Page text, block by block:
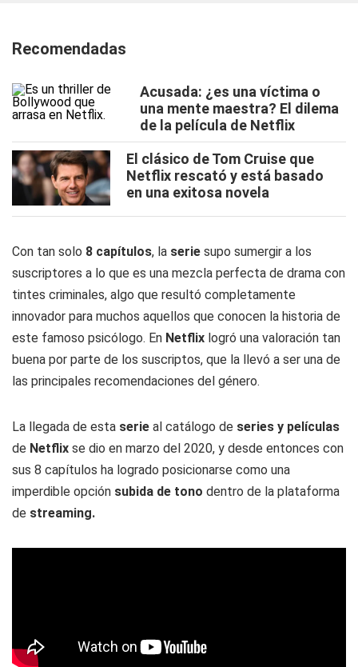
Recomendadas
Acusada: ¿es una víctima o
una mente maestra? El dilema
de la película de Netflix
El clásico de Tom Cruise que
Netflix rescató y está basado
en una exitosa novela
Con tan solo 8 capítulos, la serie supo sumergir a los
suscriptores a lo que es una mezcla perfecta de drama con
tintes criminales, algo que resultó completamente
innovador para muchos aquellos que conocen la historia de
este famoso psicólogo. En Netflix logró una valoración tan
buena por parte de los suscriptos, que la llevó a ser una de
las principales recomendaciones del género.
La llegada de esta serie al catálogo de series y películas
de Netflix se dio en marzo del 2020, y desde entonces con
sus 8 capítulos ha logrado posicionarse como una
imperdible opción subida de tono dentro de la plataforma
de streaming.